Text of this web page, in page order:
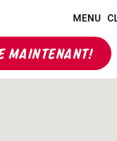
MENU
MAINTENANT!